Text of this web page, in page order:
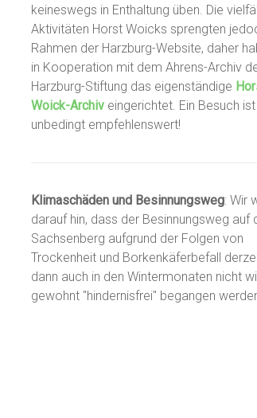
keineswegs in Enthaltung üben. Die
Aktivitäten Horst Woicks sprengten
Rahmen der Harzburg-Website, daher
in Kooperation mit dem Ahrens-Archiv
Harzburg-Stiftung das eigenständige
Woick-Archiv eingerichtet. Ein Besuch ist
unbedingt empfehlenswert!
Klimaschäden und Besinnungsweg: Wir
darauf hin, dass der Besinnungsweg auf
Sachsenberg aufgrund der Folgen von
Trockenheit und Borkenkäferbefall
dann auch in den Wintermonaten nicht
gewohnt "hindernisfrei" begangen